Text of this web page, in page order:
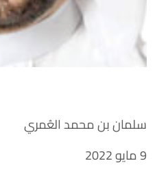
سلمان بن محمد العُمري
9 مايو 2022